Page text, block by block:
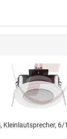
Kleinlautsprecher,